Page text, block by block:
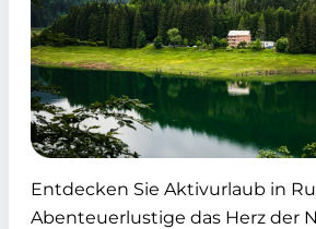
Entdecken Sie Aktivurlaub in
Abenteuerlustige das Herz der